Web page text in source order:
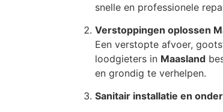
snelle en professionele
Verstoppingen oplossen
Een verstopte afvoer,
loodgieters in Maasland
en grondig te verhelpen.
Sanitair installatie en